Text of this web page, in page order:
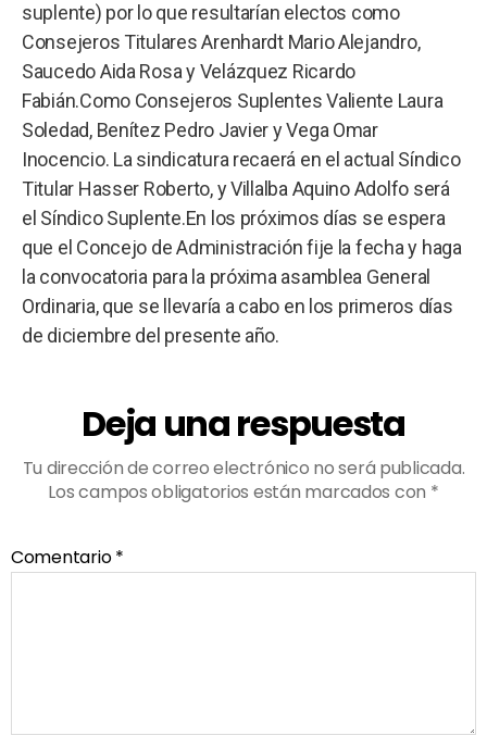
suplente) por lo que resultarían electos como
Consejeros Titulares Arenhardt Mario Alejandro,
Saucedo Aida Rosa y Velázquez Ricardo
Fabián.Como Consejeros Suplentes Valiente Laura
Soledad, Benítez Pedro Javier y Vega Omar
Inocencio. La sindicatura recaerá en el actual Síndico
Titular Hasser Roberto, y Villalba Aquino Adolfo será
el Síndico Suplente.En los próximos días se espera
que el Concejo de Administración fije la fecha y haga
la convocatoria para la próxima asamblea General
Ordinaria, que se llevaría a cabo en los primeros días
de diciembre del presente año.
Deja una respuesta
Tu dirección de correo electrónico no será publicada.
Los campos obligatorios están marcados con *
Comentario*